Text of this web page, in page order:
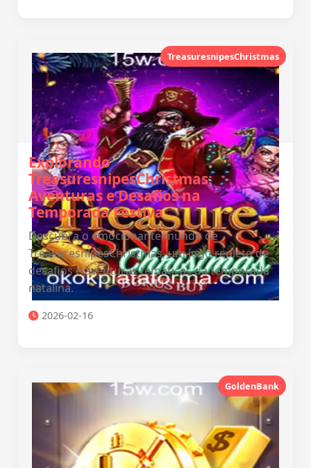
TreasuresnipesChristmas
Explorando
TreasuresnipesChristmas:
Aventuras e Desafios na
Temporada Festiva
Descubra o emocionante mundo de
TreasuresnipesChristmas, um jogo repleto de
desafios e aventuras temáticas da temporada
natalina.
2026-02-16
GoldenBank